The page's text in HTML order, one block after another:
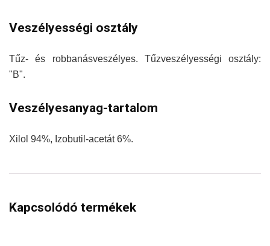
Veszélyességi osztály
Tűz- és robbanásveszélyes. Tűzveszélyességi osztály:
"B".
Veszélyesanyag-tartalom
Xilol 94%, Izobutil-acetát 6%.
Kapcsolódó termékek